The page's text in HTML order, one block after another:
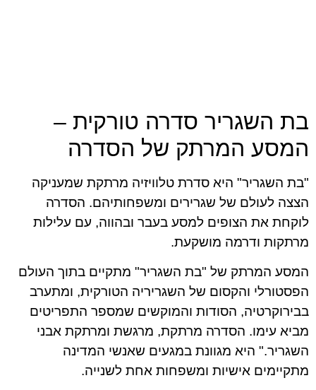
בת השגריר סדרה טורקית –
המסע המרתק של הסדרה
"בת השגריר" היא סדרת טלוויזיה מרתקת שמעניקה
הצצה לעולם של שגרירים ומשפחותיהם. הסדרה
לוקחת את הצופים למסע בעבר ובהווה, עם עלילות
מרתקות ודרמה מושקעת.
המסע המרתק של "בת השגריר" מתקיים בתוך העולם
הפסטורלי והקסום של השגריריה הטורקית, ומתערב
בבירוקרטיה, הסודות והמוקשים שמספר התפריטים
מביא עימו. הסדרה מרתקת, מרגשת ומרתקת אבני
השגריר." היא מגוונת במגעים שאנשי המדינה
מתקיימים אישיות ומשפחות אחת לשנייה.